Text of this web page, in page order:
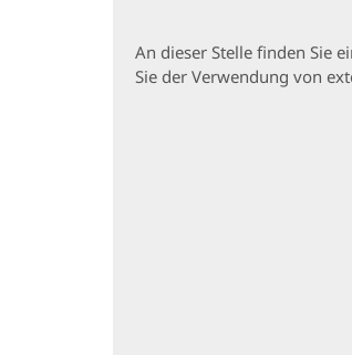
An dieser Stelle finden Sie
Sie der Verwendung von